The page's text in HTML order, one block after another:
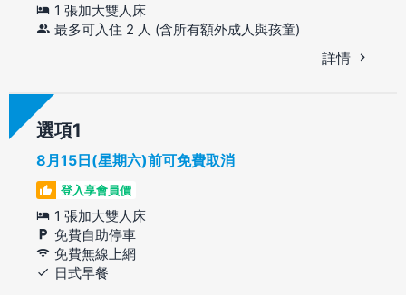
1 張加大雙人床
最多可入住 2 人 (含所有額外成人與孩童)
詳情
選項
8月15日(星期六)前可免費取消
登入享會員價
1 張加大雙人床
免費自助停車
免費無線上網
日式早餐